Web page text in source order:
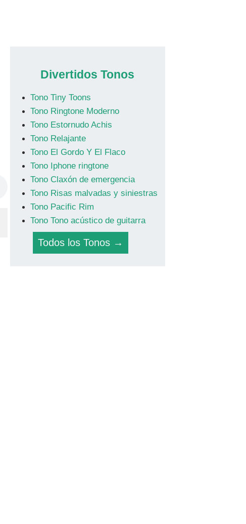
Divertidos Tonos
Tono Tiny Toons
Tono Ringtone Moderno
Tono Estornudo Achis
Tono Relajante
Tono El Gordo Y El Flaco
Tono Iphone ringtone
Tono Claxón de emergencia
Tono Risas malvadas y siniestras
Tono Pacific Rim
Tono Tono acústico de guitarra
Todos los Tonos →